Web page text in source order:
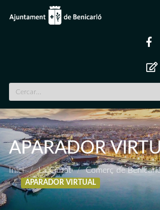
APARADOR
Inici La Ciutat Comerç de
APARADOR VIRTUAL